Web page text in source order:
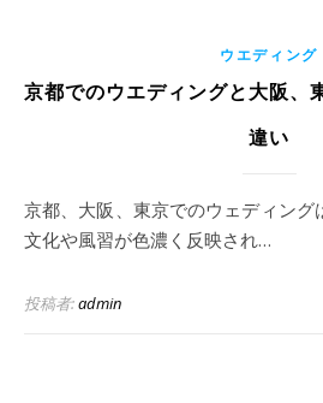
ウエディング
京都でのウエディングと大阪、
違い
京都、大阪、東京でのウェディングは、それぞれ地域特有の
文化や風習が色濃く反映され…
投稿者:admin